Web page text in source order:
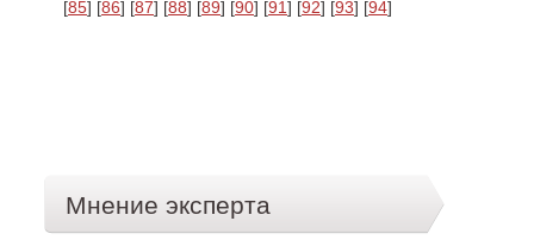
[85] [86] [87] [88] [89] [90] [91] [92] [93] [94]
Мнение эксперта